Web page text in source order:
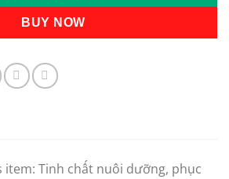
BUY NOW
item: Tinh chất nuôi dưỡng, phục